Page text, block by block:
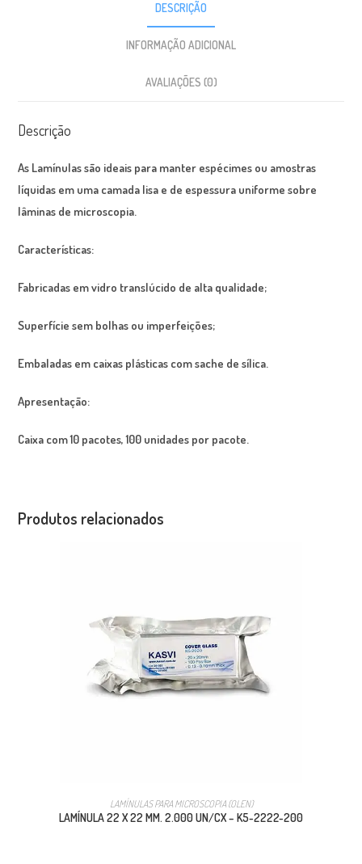
DESCRIÇÃO
INFORMAÇÃO ADICIONAL
AVALIAÇÕES (0)
Descrição
As Lamínulas são ideais para manter espécimes ou amostras
líquidas em uma camada lisa e de espessura uniforme sobre
lâminas de microscopia.
Características:
Fabricadas em vidro translúcido de alta qualidade;
Superfície sem bolhas ou imperfeições;
Embaladas em caixas plásticas com sache de sílica.
Apresentação:
Caixa com 10 pacotes, 100 unidades por pacote.
Produtos relacionados
LAMÍNULAS PARA MICROSCOPIA (OLEN)
LAMÍNULA 22 X 22 MM. 2.000 UN/CX – K5-2222-200